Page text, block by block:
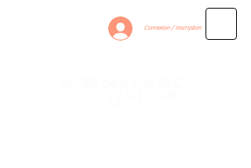
Connexion / Inscription